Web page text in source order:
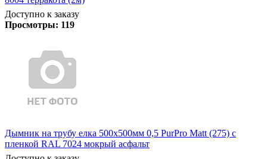
Доступно к заказу
Просмотры: 119
Дымник на трубу елка 500х500мм 0,5 PurPro Matt (275) с
пленкой RAL 7024 мокрый асфальт